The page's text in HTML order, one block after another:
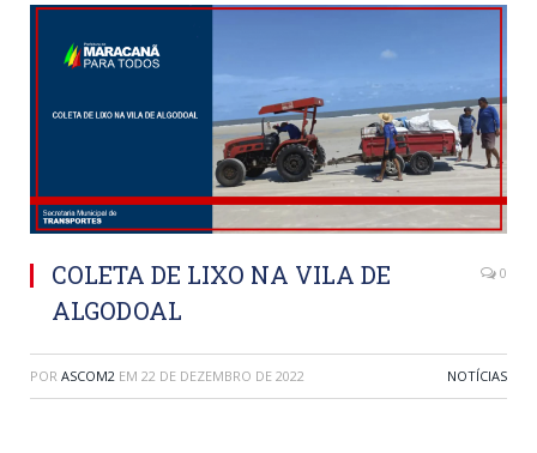
COLETA DE LIXO NA VILA DE
ALGODOAL
0
POR ASCOM2 EM 22 DE DEZEMBRO DE 2022 NOTÍCIAS